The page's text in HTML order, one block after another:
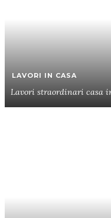
LAVORI IN CASA
Lavori straordinari casa